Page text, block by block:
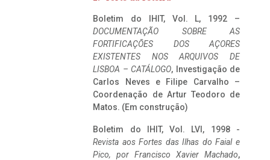
Boletim do IHIT, Vol. L, 1992 –
DOCUMENTAÇÃO SOBRE AS
FORTIFICAÇÕES DOS AÇORES
EXISTENTES NOS ARQUIVOS DE
LISBOA – CATÁLOGO, Investigação de
Carlos Neves e Filipe Carvalho –
Coordenação de Artur Teodoro de
Matos. (Em construção)
Boletim do IHIT, Vol. LVI, 1998 -
Revista aos Fortes das Ilhas do Faial e
Pico, por Francisco Xavier Machado,